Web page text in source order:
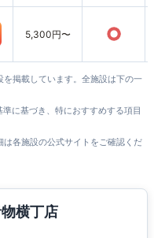
5,300円〜 ○
掲載しています。全施設は下の一
に基づき、特におすすめする項目
各施設の公式サイトをご確認くだ
横丁店